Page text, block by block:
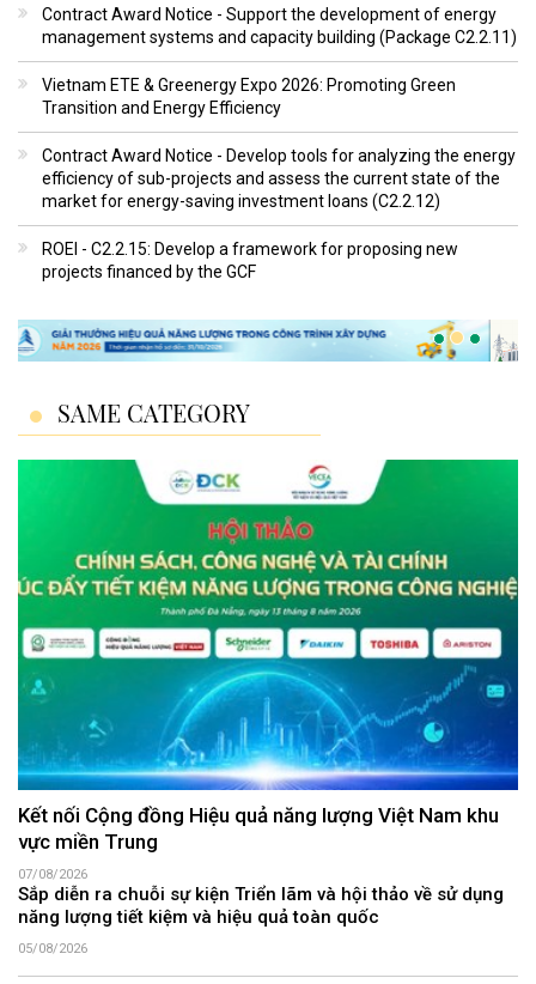
Contract Award Notice - Support the development of energy
management systems and capacity building (Package C2.2.11)
Vietnam ETE & Greenergy Expo 2026: Promoting Green
Transition and Energy Efficiency
Contract Award Notice - Develop tools for analyzing the energy
efficiency of sub-projects and assess the current state of the
market for energy-saving investment loans (C2.2.12)
ROEI - C2.2.15: Develop a framework for proposing new
projects financed by the GCF
SAME CATEGORY
Kết nối Cộng đồng Hiệu quả năng lượng Việt Nam khu
vực miền Trung
07/08/2026
Sắp diễn ra chuỗi sự kiện Triển lãm và hội thảo về sử dụng
năng lượng tiết kiệm và hiệu quả toàn quốc
05/08/2026